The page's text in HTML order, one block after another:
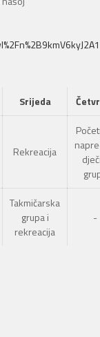
Srijeda
Rekreacija
Takmičarska
grupa i
rekreacija
-